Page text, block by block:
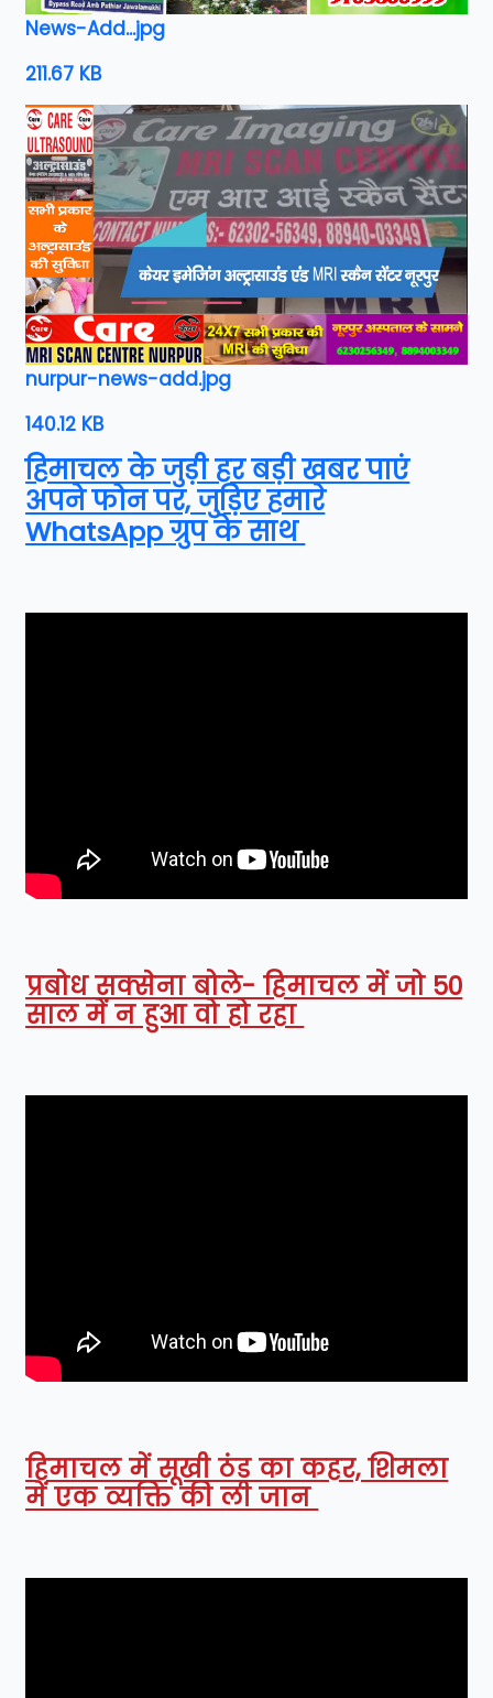
News-Add...jpg
211.67 KB
nurpur-news-add.jpg
140.12 KB
हिमाचल के जुड़ी हर बड़ी खबर पाएं
अपने फोन पर, जुड़िए हमारे
WhatsApp ग्रुप के साथ
प्रबोध सक्सेना बोले- हिमाचल में जो 50
साल में न हुआ वो हो रहा
हिमाचल में सूखी ठंड का कहर, शिमला
में एक व्यक्ति की ली जान